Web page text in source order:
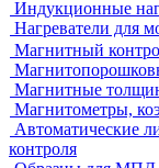
Дефектоскопы
Контроль
Образцы для ЦД
Пенетрант,
Принадлежности
Индукционные
Нагреватели для